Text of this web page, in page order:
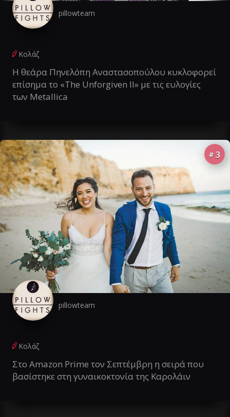
pillowteam
Κολάζ
Η θεάρα Πηνελόπη Αναστασοπούλου κυκλοφορεί
επίσημα το «The Unforgiven II» με τις ευλογίες
των Metallica
# 3
pillowteam
Κολάζ
Στο Amazon Prime τον Σεπτέμβρη η σειρά που
βασίστηκε στη γυναικοκτονία της Καρολάιν